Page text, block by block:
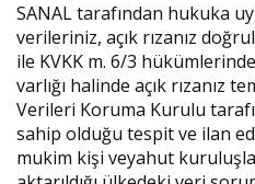
SANAL tarafından hukuka
verileriniz, açık rızanız
ile KVKK m. 6/3
varlığı halinde açık rızanız
Verileri Koruma Kurulu
sahip olduğu tespit ve ilan
mukim kişi veyahut